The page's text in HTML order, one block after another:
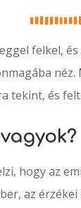
felkel,
néz.
tekint, és
hogy az
az